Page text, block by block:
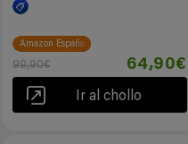
Amazon España
99,90€ 64,90€
Ir al chollo